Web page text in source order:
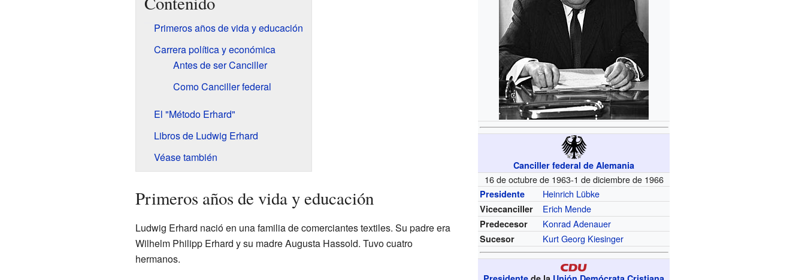
Canciller federal de Alemania
16 de octubre de 1963-1 de diciembre de 1966
Presidente Heinrich Lübke
Vicecanciller Erich Mende
Predecesor Konrad Adenauer
Sucesor Kurt Georg Kiesinger
Primeros años de vida y educación
Carrera política y económica
Antes de ser Canciller
Como Canciller federal
El "Método Erhard"
Libros de Ludwig Erhard
Véase también
Primeros años de vida y educación
Ludwig Erhard nació en una familia de comerciantes textiles. Su padre era
Wilhelm Philipp Erhard y su madre Augusta Hassold. Tuvo cuatro
hermanos.